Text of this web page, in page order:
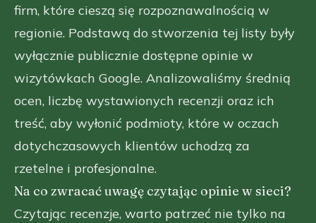
firm, które cieszą się rozpoznawalnością w
regionie. Podstawą do stworzenia tej listy były
wyłącznie publicznie dostępne opinie w
wizytówkach Google. Analizowaliśmy średnią
ocen, liczbę wystawionych recenzji oraz ich
treść, aby wyłonić podmioty, które w oczach
dotychczasowych klientów uchodzą za
rzetelne i profesjonalne.
Na co zwracać uwagę czytając opinie w sieci?
Czytając recenzje, warto patrzeć nie tylko na